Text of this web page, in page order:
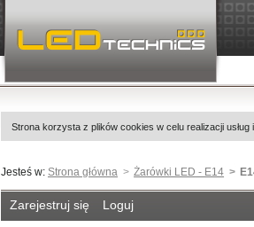
Strona korzysta z plików cookies w celu realizacji usług
Jesteś w: Strona główna Żarówki LED - E14
Zarejestruj się Loguj